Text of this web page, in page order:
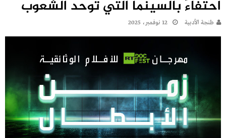
احتفاءً بالسينما التي توحد الشعوب
طنجة الأدبية 12 نوفمبر، 2025